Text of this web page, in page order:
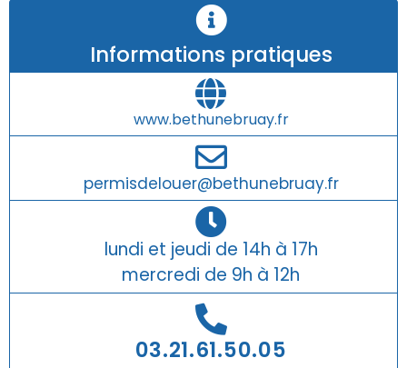
Informations pratiques
www.bethunebruay.fr
permisdelouer@bethunebruay.fr
lundi et jeudi de 14h à 17h
mercredi de 9h à 12h
03.21.61.50.05